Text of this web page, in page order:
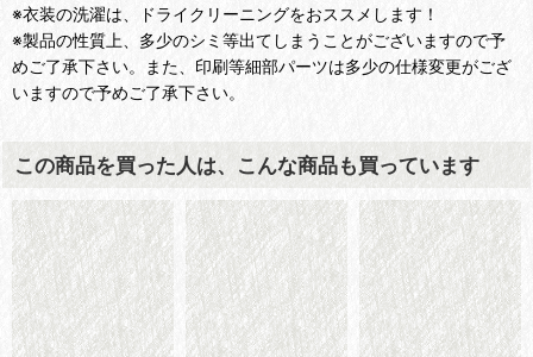
※衣装の洗濯は、ドライクリーニングをおススメします！
※製品の性質上、多少のシミ等出てしまうことがございますので予
めご了承下さい。また、印刷等細部パーツは多少の仕様変更がござ
いますので予めご了承下さい。
この商品を買った人は、こんな商品も買っています